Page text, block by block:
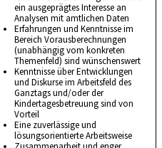
ein ausgeprägtes Interesse an
Analysen mit amtlichen Daten
Erfahrungen und Kenntnisse im
Bereich Vorausberechnungen
(unabhängig vom konkreten
Themenfeld) sind wünschenswert
Kenntnisse über Entwicklungen
und Diskurse im Arbeitsfeld des
Ganztags und/oder der
Kindertagesbetreuung sind von
Vorteil
Eine zuverlässige und
lösungsorientierte Arbeitsweise